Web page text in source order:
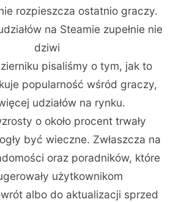
rozpieszcza ostatnio graczy.
na Steamie zupełnie nie
dziwi
pisaliśmy o tym, jak to
popularność wśród graczy,
udziałów na rynku.
o około procent trwały
być wieczne. Zwłaszcza na
oraz poradników, które
użytkownikom
albo do aktualizacji sprzed